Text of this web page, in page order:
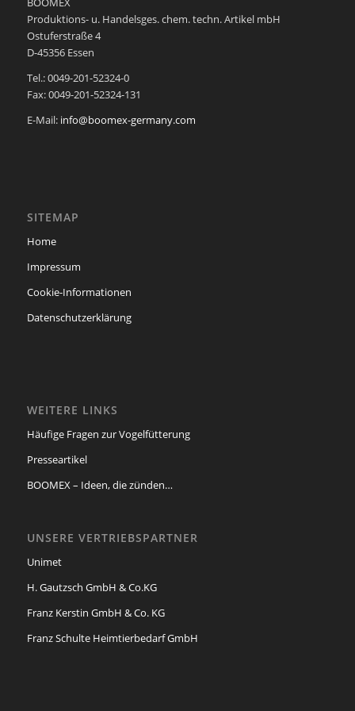
Produktions- u. Handelsges. chem. techn. Artikel mbH
Ostuferstraße 4
D-45356 Essen
Tel.: 0049-201-52324-0
Fax: 0049-201-52324-131
E-Mail: info@boomex-germany.com
SITEMAP
Home
Impressum
Cookie-Informationen
Datenschutzerklärung
WEITERE LINKS
Häufige Fragen zur Vogelfütterung
Presseartikel
BOOMEX – Ideen, die zünden…
UNSERE VERTRIEBSPARTNER
Unimet
H. Gautzsch GmbH & Co.KG
Franz Kerstin GmbH & Co. KG
Franz Schulte Heimtierbedarf GmbH